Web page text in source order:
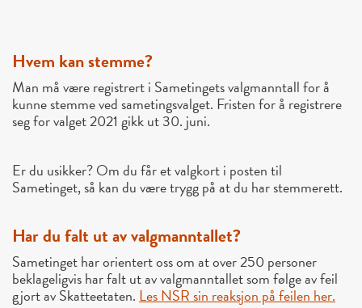
Hvem kan stemme?
Man må være registrert i Sametingets valgmanntall for å
kunne stemme ved sametingsvalget. Fristen for å registrere
seg for valget 2021 gikk ut 30. juni.
Er du usikker? Om du får et valgkort i posten til
Sametinget, så kan du være trygg på at du har stemmerett.
Har du falt ut av valgmanntallet?
Sametinget har orientert oss om at over 250 personer
beklageligvis har falt ut av valgmanntallet som følge av feil
gjort av Skatteetaten. Les NSR sin reaksjon på feilen her.